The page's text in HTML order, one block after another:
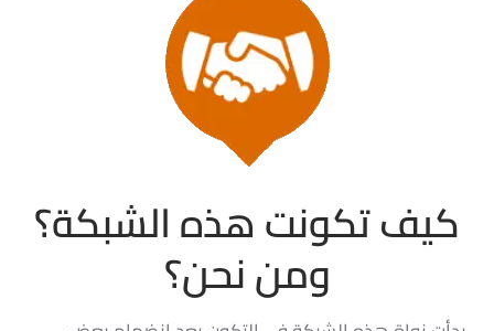
كيف تكونت هذه الشبكة؟
ومن نحن؟